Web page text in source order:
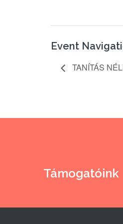
Event
TANÍTÁS
Támogatóink